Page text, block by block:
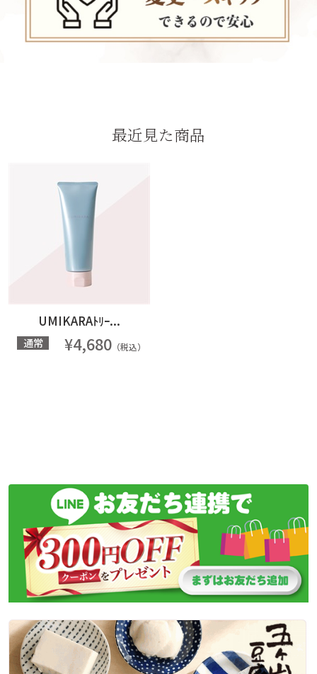
最近見た商品
UMIKARAﾄﾘｰ...
通常 ¥4,680 （税込）